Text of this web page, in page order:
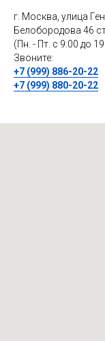
г. Москва, улица
Белобородова 46
(Пн. - Пт. с 9:00 до
Звоните:
+7 (999) 886-20-22
+7 (999) 880-20-22